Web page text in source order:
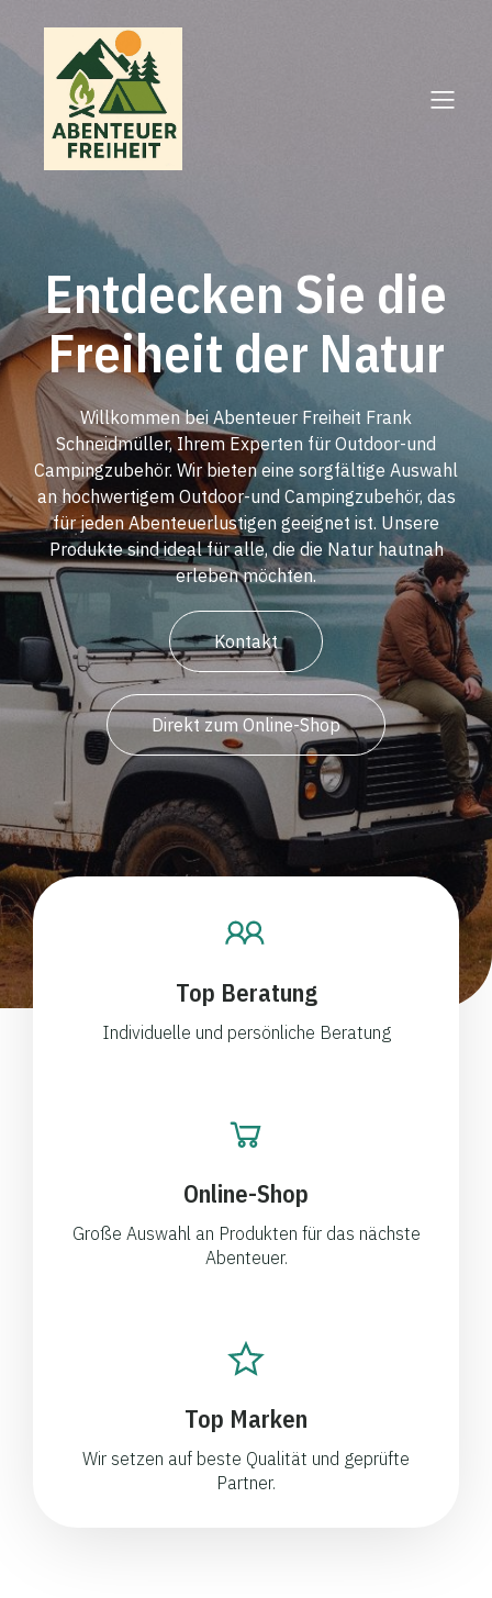
Entdecken Sie die
Freiheit der Natur
Willkommen bei Abenteuer Freiheit Frank
Schneidmüller, Ihrem Experten für Outdoor-und
Campingzubehör. Wir bieten eine sorgfältige Auswahl
an hochwertigem Outdoor-und Campingzubehör, das
für jeden Abenteuerlustigen geeignet ist. Unsere
Produkte sind ideal für alle, die die Natur hautnah
erleben möchten.
Kontakt
Direkt zum Online-Shop
Top Beratung
Individuelle und persönliche Beratung
Online-Shop
Große Auswahl an Produkten für das nächste
Abenteuer.
Top Marken
Wir setzen auf beste Qualität und geprüfte
Partner.